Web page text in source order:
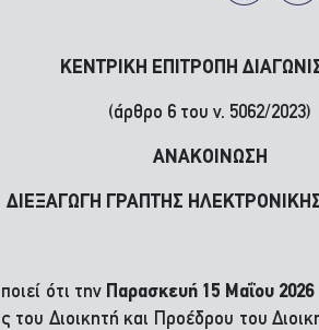
ΚΕΝΤΡΙΚΗ ΕΠΙΤΡΟΠΗ
(άρθρο 6 του ν. 5062/2023)
ΑΝΑΚΟΙΝΩΣΗ
ΔΙΕΞΑΓΩΓΗ ΓΡΑΠΤΗΣ
ότι την Παρασκευή 15 Μαΐου 2026
Διοικητή και Προέδρου του